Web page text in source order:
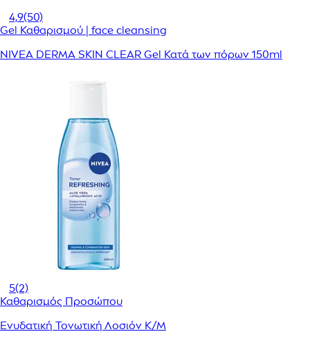
4,9(50)
Gel Καθαρισμού | face cleansing
NIVEA DERMA SKIN CLEAR Gel Κατά των πόρων 150ml
5(2)
Καθαρισμός Προσώπου
Ενυδατική Τονωτική Λοσιόν Κ/Μ